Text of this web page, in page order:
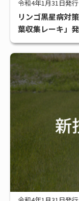
令和4年1月31日発
リンゴ黒星病対
葉収集レーキ」